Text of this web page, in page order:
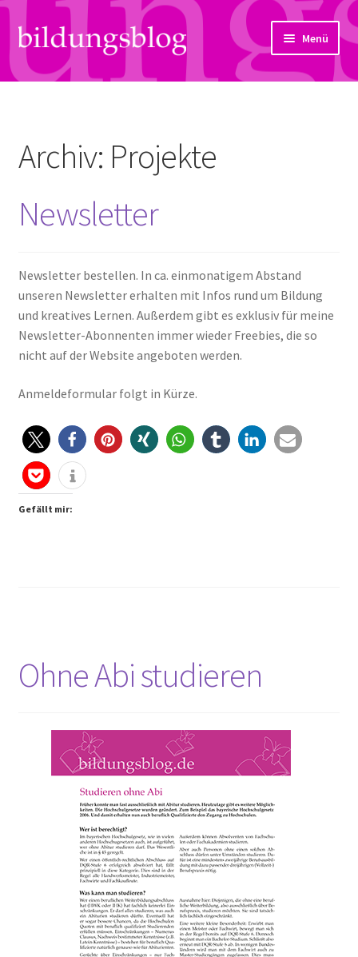
Zur
Navigation
springen
Zum
Inhalt
springen
Menü
Über uns
Links
Kontakt
Bildungsreport
Hendriks Gedanken
Alle Beiträge:
Archiv: Projekte
Newsletter
Newsletter bestellen. In ca. einmonatigem Abstand
unseren Newsletter erhalten mit Infos rund um Bildung
und kreatives Lernen. Außerdem gibt es exklusiv für meine
Newsletter-Abonnenten immer wieder Freebies, die so
nicht auf der Website angeboten werden.
Anmeldeformular folgt in Kürze.
Gefällt mir:
Ohne Abi studieren